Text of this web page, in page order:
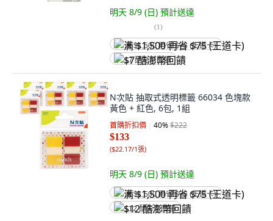
明天 8/9 (日) 預計送達
(1)
满 $1,500 再省 $75 (王道卡)
$7 酷澎幣回饋
N次貼 抽取式透明標籤 66034 色塊款
黃色 + 紅色, 6包, 1組
首購折扣價 40%$222
$133
($22.17/1張)
明天 8/9 (日) 預計送達
满 $1,500 再省 $75 (王道卡)
$12 酷澎幣回饋